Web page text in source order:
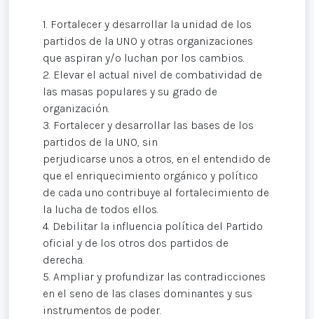
1. Fortalecer y desarrollar la unidad de los
partidos de la UNO y otras organizaciones
que aspiran y/o luchan por los cambios.
2. Elevar el actual nivel de combatividad de
las masas populares y su grado de
organización.
3. Fortalecer y desarrollar las bases de los
partidos de la UNO, sin
perjudicarse unos a otros, en el entendido de
que el enriquecimiento orgánico y político
de cada uno contribuye al fortalecimiento de
la lucha de todos ellos.
4. Debilitar la influencia política del Partido
oficial y de los otros dos partidos de
derecha.
5. Ampliar y profundizar las contradicciones
en el seno de las clases dominantes y sus
instrumentos de poder.